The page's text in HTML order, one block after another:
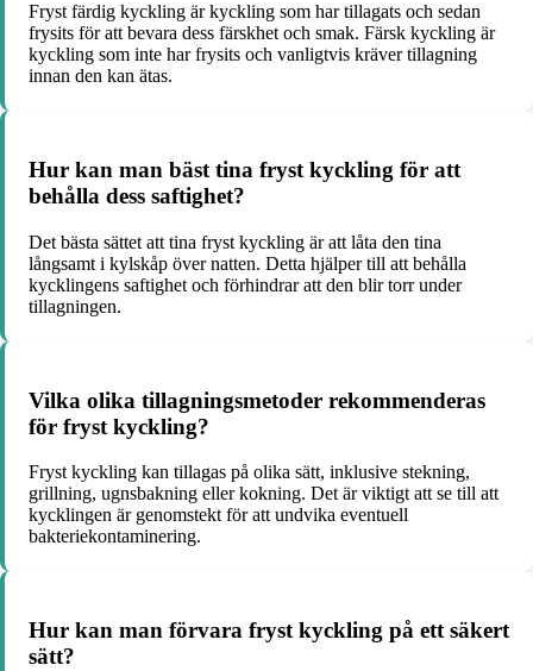
Fryst färdig kyckling är kyckling som har tillagats och sedan
frysits för att bevara dess färskhet och smak. Färsk kyckling är
kyckling som inte har frysits och vanligtvis kräver tillagning
innan den kan ätas.
Hur kan man bäst tina fryst kyckling för att
behålla dess saftighet?
Det bästa sättet att tina fryst kyckling är att låta den tina
långsamt i kylskåp över natten. Detta hjälper till att behålla
kycklingens saftighet och förhindrar att den blir torr under
tillagningen.
Vilka olika tillagningsmetoder rekommenderas
för fryst kyckling?
Fryst kyckling kan tillagas på olika sätt, inklusive stekning,
grillning, ugnsbakning eller kokning. Det är viktigt att se till att
kycklingen är genomstekt för att undvika eventuell
bakteriekontaminering.
Hur kan man förvara fryst kyckling på ett säkert
sätt?